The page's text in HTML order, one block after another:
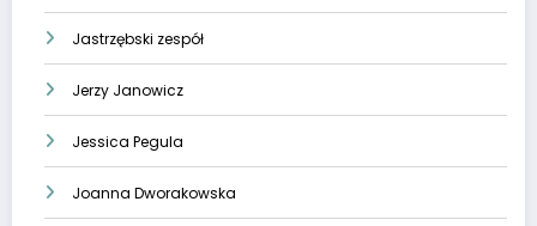
Jastrzębski zespół
Jerzy Janowicz
Jessica Pegula
Joanna Dworakowska